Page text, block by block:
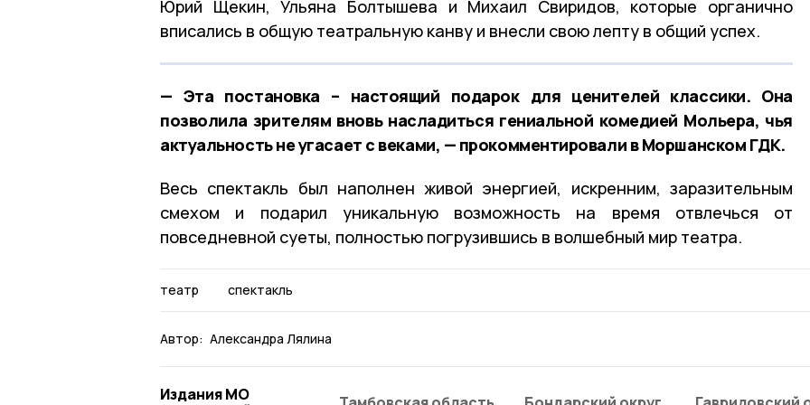
Юрий Щекин, Ульяна Болтышева и Михаил Свиридов, которые органично
вписались в общую театральную канву и внесли свою лепту в общий успех.
— Эта постановка – настоящий подарок для ценителей классики. Она
позволила зрителям вновь насладиться гениальной комедией Мольера, чья
актуальность не угасает с веками, — прокомментировали в Моршанском ГДК.
Весь спектакль был наполнен живой энергией, искренним, заразительным
смехом и подарил уникальную возможность на время отвлечься от
повседневной суеты, полностью погрузившись в волшебный мир театра.
театр спектакль
Автор: Александра Лялина
Издания МО